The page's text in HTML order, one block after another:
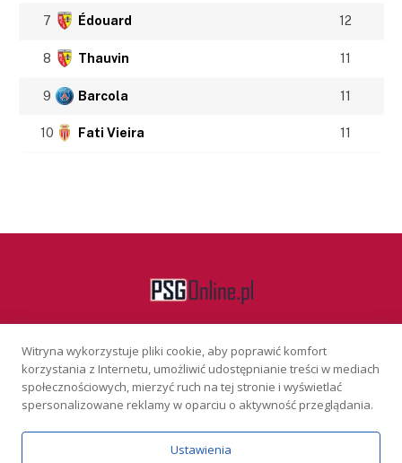
7 Édouard 12
8 Thauvin 11
9 Barcola 11
10 Fati Vieira 11
Facebook
KONTAKT REKLAMA POLITYKA PRYWATNOŚCI
Serwis wyłącznie dla osób powyżej 18 lat. Hazard może uzależniać.
Witryna wykorzystuje pliki cookie, aby poprawić komfort
korzystania z Internetu, umożliwić udostępnianie treści w mediach
społecznościowych, mierzyć ruch na tej stronie i wyświetlać
spersonalizowane reklamy w oparciu o aktywność przeglądania.
Ustawienia